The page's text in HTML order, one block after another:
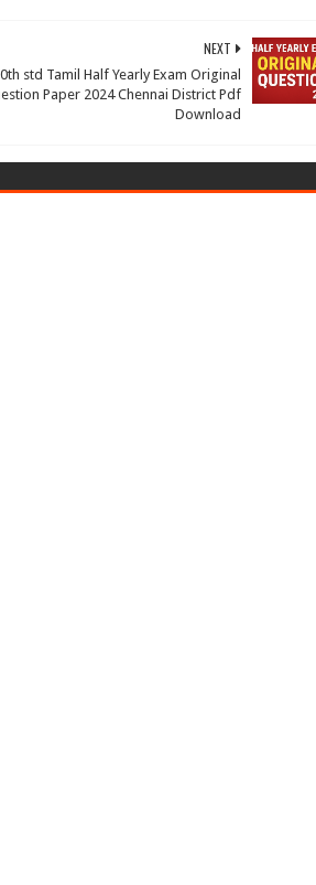
NEXT
std Tamil Half Yearly Exam Original
Paper 2024 Chennai District Pdf
Download